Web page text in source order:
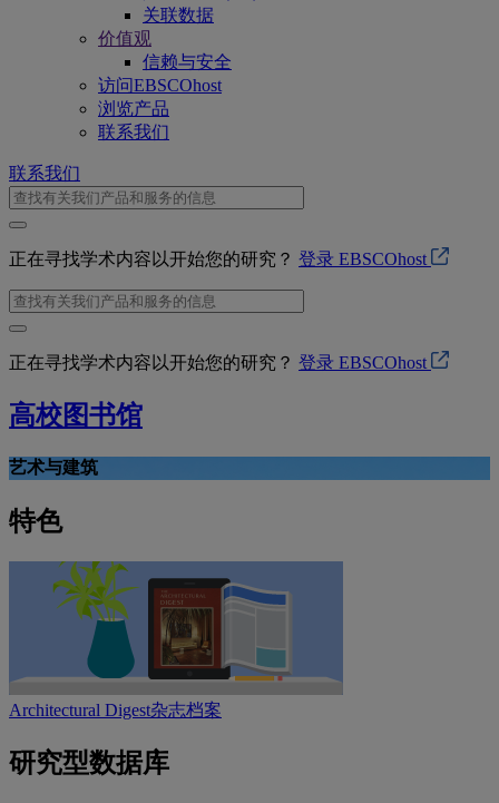
关联数据
价值观
信赖与安全
访问EBSCOhost
浏览产品
联系我们
联系我们
正在寻找学术内容以开始您的研究？ 登录 EBSCOhost
正在寻找学术内容以开始您的研究？ 登录 EBSCOhost
高校图书馆
艺术与建筑
特色
Architectural Digest杂志档案
研究型数据库